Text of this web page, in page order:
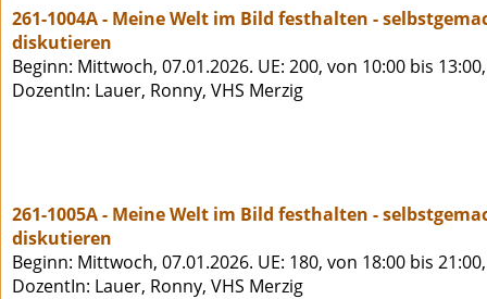
261-1004A - Meine Welt im Bild festhalten -
diskutieren
Beginn: Mittwoch, 07.01.2026. UE: 200, von 10:00 bis
DozentIn: Lauer, Ronny, VHS Merzig
261-1005A - Meine Welt im Bild festhalten -
diskutieren
Beginn: Mittwoch, 07.01.2026. UE: 180, von 18:00 bis
DozentIn: Lauer, Ronny, VHS Merzig